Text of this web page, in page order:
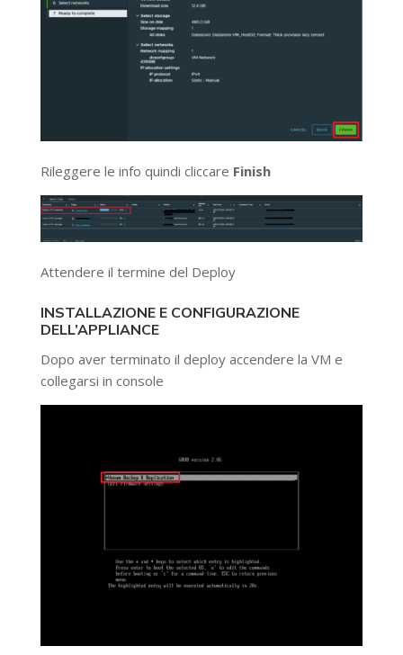
Rileggere le info quindi cliccare Finish
Attendere il termine del Deploy
INSTALLAZIONE E CONFIGURAZIONE
DELL’APPLIANCE
Dopo aver terminato il deploy accendere la VM e
collegarsi in console